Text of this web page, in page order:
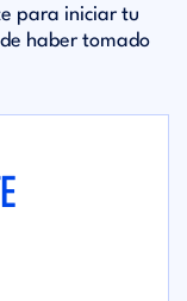
para iniciar tu
haber tomado